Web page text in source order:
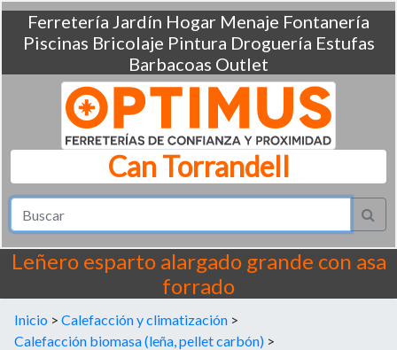
Ferretería Jardín Hogar Menaje Fontanería
Piscinas Bricolaje Pintura Droguería Estufas
Barbacoas Outlet
Can Torrandell
Leñero esparto alargado grande con asa
forrado
Inicio > Calefacción y climatización >
Calefacción biomasa (leña, pellet carbón) >